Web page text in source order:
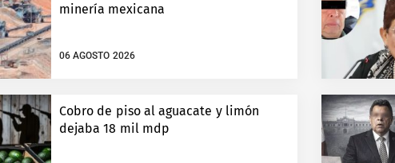
minería mexicana
06 AGOSTO 2026
Cobro de piso al aguacate y limón
dejaba 18 mil mdp